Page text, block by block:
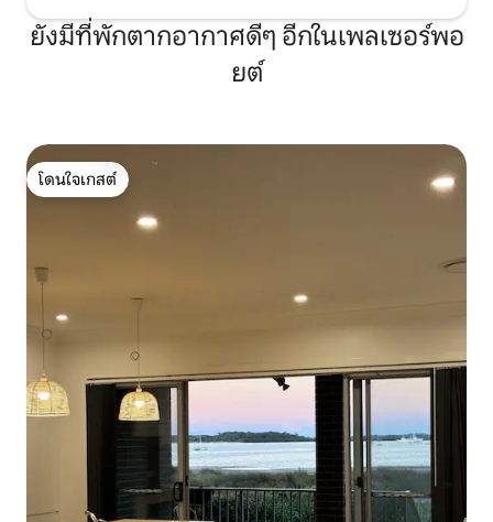
ยังมีที่พักตากอากาศดีๆ อีกในเพลเซอร์พอ
ยต์
โดนใจเกสต์
โดนใจเกสต์